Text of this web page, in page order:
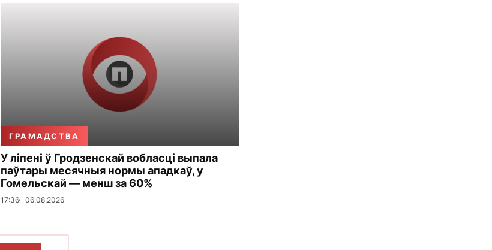
ГРАМАДСТВА
У ліпені ў Гродзенскай вобласці выпала
паўтары месячныя нормы ападкаў, у
Гомельскай — менш за 60%
17:36 06.08.2026